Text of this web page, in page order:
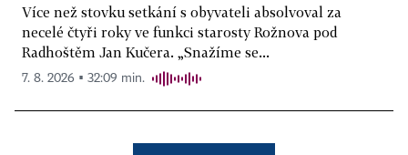
Více než stovku setkání s obyvateli absolvoval za
necelé čtyři roky ve funkci starosty Rožnova pod
Radhoštěm Jan Kučera. „Snažíme se...
7. 8. 2026 ▪ 32:09 min.